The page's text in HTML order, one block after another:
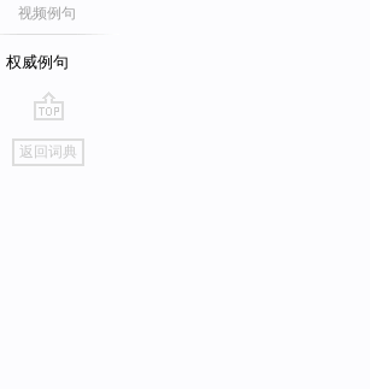
视频例句
权威例句
go
top
返回词典